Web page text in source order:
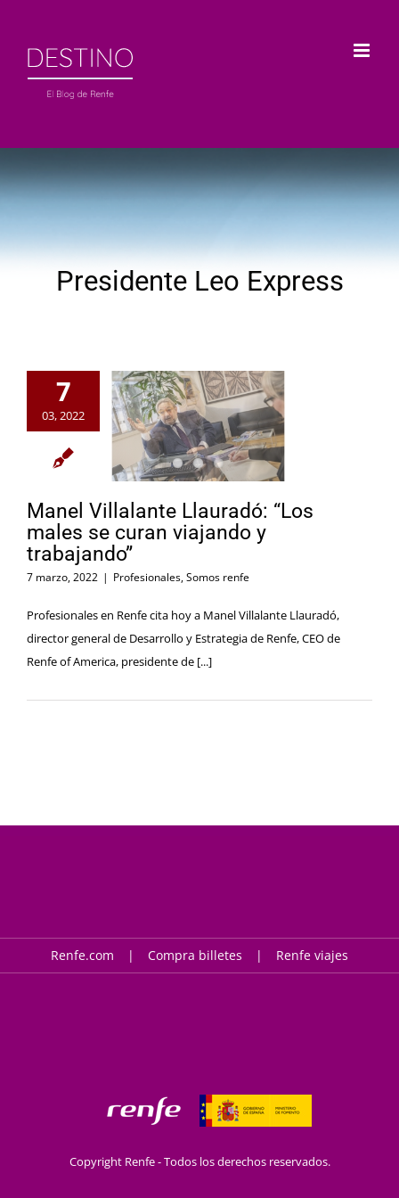
contenido
Presidente Leo Express
7
03, 2022
Manel Villalante Llauradó: “Los
males se curan viajando y
trabajando”
7 marzo, 2022 | Profesionales,Somos renfe
Profesionales en Renfe cita hoy a Manel Villalante Llauradó,
director general de Desarrollo y Estrategia de Renfe, CEO de
Renfe of America, presidente de [...]
Renfe.com Compra billetes Renfe viajes
Copyright Renfe - Todos los derechos reservados.